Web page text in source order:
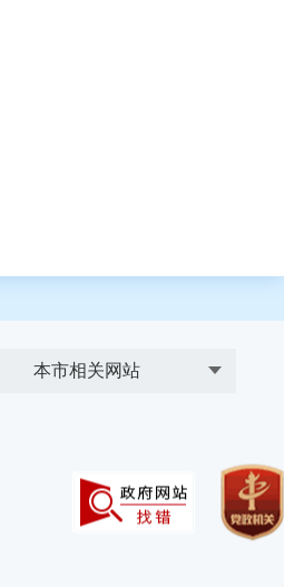
本市相关网站